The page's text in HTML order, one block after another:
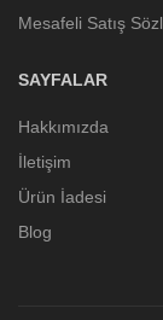
Mesafeli Satış
SAYFALAR
Hakkımızda
İletişim
Ürün İadesi
Blog